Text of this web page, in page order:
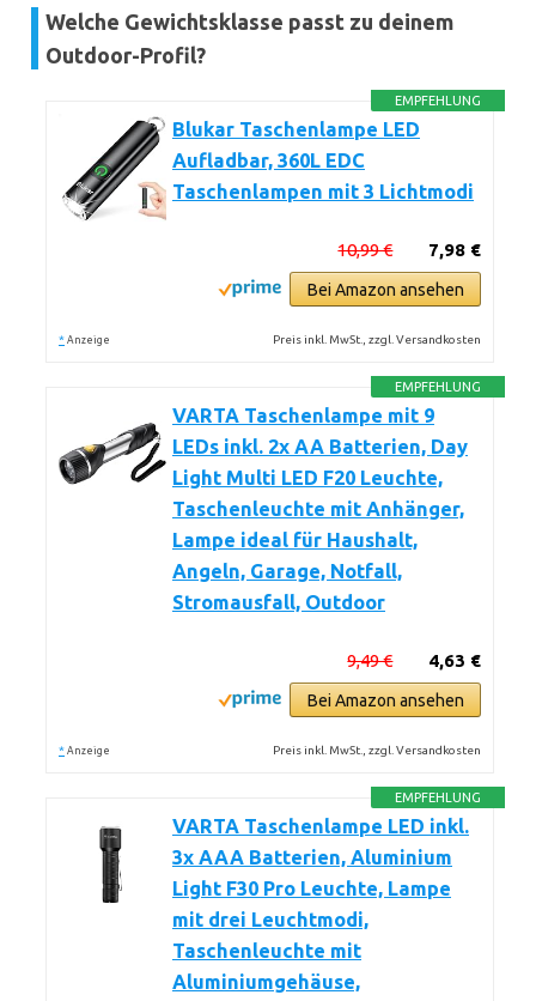
Welche Gewichtsklasse passt zu deinem
Outdoor-Profil?
EMPFEHLUNG
Blukar Taschenlampe LED
Aufladbar, 360L EDC
Taschenlampen mit 3 Lichtmodi
7,98 €
10,99 €
Bei Amazon ansehen
* Anzeige Preis inkl. MwSt., zzgl. Versandkosten
EMPFEHLUNG
VARTA Taschenlampe mit 9
LEDs inkl. 2x AA Batterien, Day
Light Multi LED F20 Leuchte,
Taschenleuchte mit Anhänger,
Lampe ideal für Haushalt,
Angeln, Garage, Notfall,
Stromausfall, Outdoor
4,63 €
9,49 €
Bei Amazon ansehen
* Anzeige Preis inkl. MwSt., zzgl. Versandkosten
EMPFEHLUNG
VARTA Taschenlampe LED inkl.
3x AAA Batterien, Aluminium
Light F30 Pro Leuchte, Lampe
mit drei Leuchtmodi,
Taschenleuchte mit
Aluminiumgehäuse,